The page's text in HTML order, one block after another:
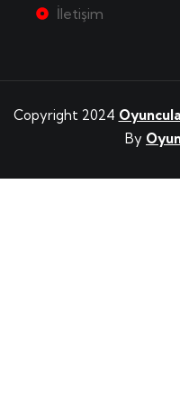
İletişim
Copyright 2024
By